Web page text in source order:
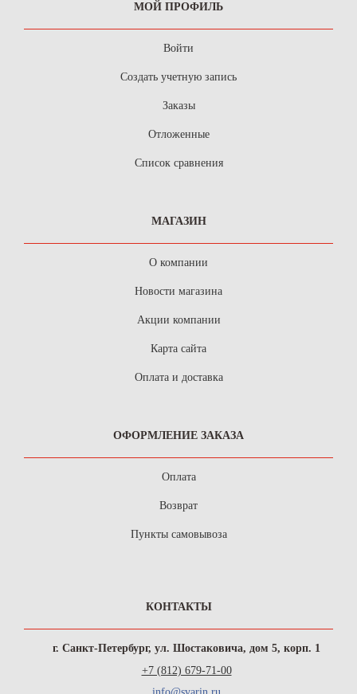
МОЙ ПРОФИЛЬ
Войти
Создать учетную запись
Заказы
Отложенные
Список сравнения
МАГАЗИН
О компании
Новости магазина
Акции компании
Карта сайта
Оплата и доставка
ОФОРМЛЕНИЕ ЗАКАЗА
Оплата
Возврат
Пункты самовывоза
КОНТАКТЫ
г. Санкт-Петербург, ул. Шостаковича, дом 5, корп. 1
+7 (812) 679-71-00